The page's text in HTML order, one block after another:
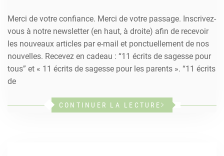
Merci de votre confiance. Merci de votre passage. Inscrivez-
vous à notre newsletter (en haut, à droite) afin de recevoir
les nouveaux articles par e-mail et ponctuellement de nos
nouvelles. Recevez en cadeau : “11 écrits de sagesse pour
tous” et « 11 écrits de sagesse pour les parents ». “11 écrits
de
CONTINUER LA LECTURE